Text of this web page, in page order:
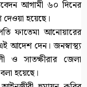
আগামী ৬০ দিনের
হয়েছে।
ফাতেমা আনোয়ারের
আদেশ দেন। জনস্বাস্থ্য
ও সাতক্ষীরার জেলা
হয়েছে।